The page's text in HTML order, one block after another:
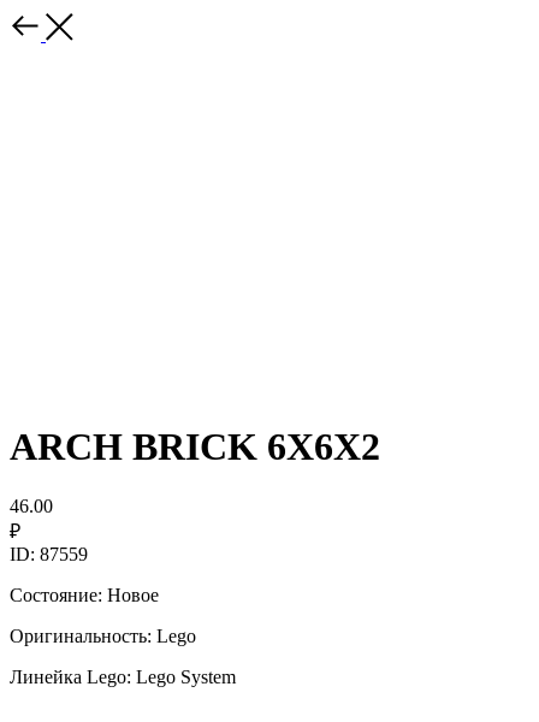
ARCH BRICK 6X6X2
46.00
₽
ID: 87559
Состояние: Новое
Оригинальность: Lego
Линейка Lego: Lego System